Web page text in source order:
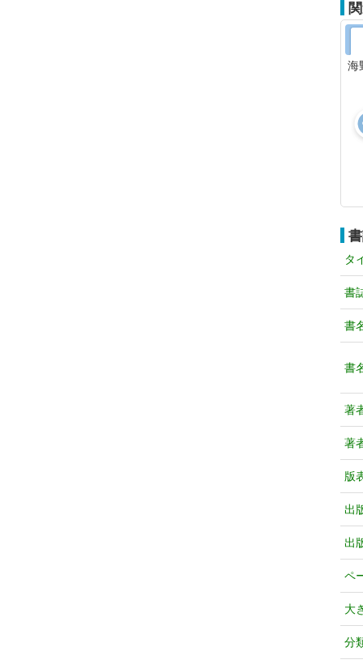
海
タ
書
書
書
著
著
版
出
出
ペ
大
分